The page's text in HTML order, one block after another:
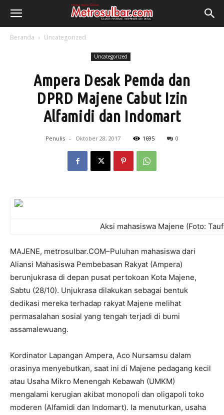
Beranda Uncategorized
Uncategorized
Ampera Desak Pemda dan
DPRD Majene Cabut Izin
Alfamidi dan Indomart
Penulis - Oktober 28, 2017 1695 0
Aksi mahasiswa Majene (Foto:
MAJENE, metrosulbar.COM–Puluhan mahasiswa dari
Aliansi Mahasiswa Pembebasan Rakyat (Ampera)
berunjukrasa di depan pusat pertokoan Kota Majene,
Sabtu (28/10). Unjukrasa dilakukan sebagai bentuk
dedikasi mereka terhadap rakyat Majene melihat
permasalahan sosial yang tengah terjadi di bumi
assamalewuang.
Kordinator Lapangan Ampera, Aco Nursamsu dalam
orasinya menyebutkan, saat ini di Majene pedagang kecil
atau Usaha Mikro Menengah Kebawah (UMKM)
mengalami kerugian akibat monopoli dan oligapoli toko
moderen (Alfamidi dan Indomart). Ia menuturkan, usaha